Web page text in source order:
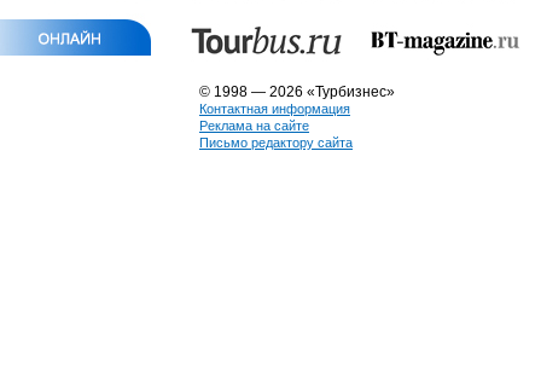
© 1998 — 2026 «Турбизнес»
Контактная информация
Реклама на сайте
Письмо редактору сайта